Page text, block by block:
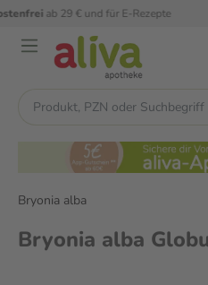
persönliche
Bryonia alba
Bryonia alba